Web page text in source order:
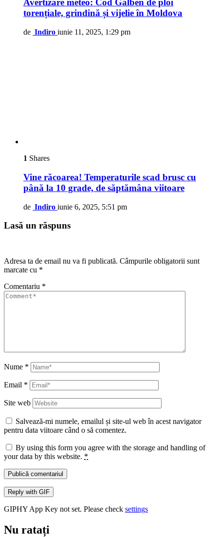
Avertizare meteo: Cod Galben de ploi
torențiale, grindină și vijelie în Moldova
de Indiro iunie 11, 2025, 1:29 pm
1 Shares
Vine răcoarea! Temperaturile scad brusc cu
până la 10 grade, de săptămâna viitoare
de Indiro iunie 6, 2025, 5:51 pm
Lasă un răspuns
Adresa ta de email nu va fi publicată. Câmpurile obligatorii sunt
marcate cu *
Comentariu *
Nume *
Email *
Site web
Salvează-mi numele, emailul și site-ul web în acest navigator
pentru data viitoare când o să comentez.
By using this form you agree with the storage and handling of
your data by this website. *
Publică comentariul
Reply with GIF
GIPHY App Key not set. Please check settings
Nu ratați